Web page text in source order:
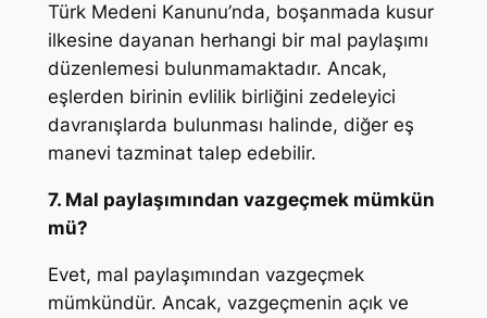
Türk Medeni Kanunu’nda, boşanmada kusur
ilkesine dayanan herhangi bir mal paylaşımı
düzenlemesi bulunmamaktadır. Ancak,
eşlerden birinin evlilik birliğini zedeleyici
davranışlarda bulunması halinde, diğer eş
manevi tazminat talep edebilir.
7. Mal paylaşımından vazgeçmek mümkün
mü?
Evet, mal paylaşımından vazgeçmek
mümkündür. Ancak, vazgeçmenin açık ve